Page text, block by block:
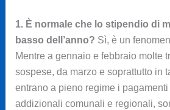
1. È normale che lo stipendio di
basso dell’anno? Sì, è un
Mentre a gennaio e febbraio molte
sospese, da marzo e soprattutto in
entrano a pieno regime i
addizionali comunali e regionali,